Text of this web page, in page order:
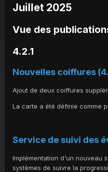
Juillet 2025
Vue des
4.2.1
Nouvelles coiffures
Ajout de deux coiffures
La carte a été définie comme
Service de suivi des
Implémentation d'un nouveau
systèmes de suivre la